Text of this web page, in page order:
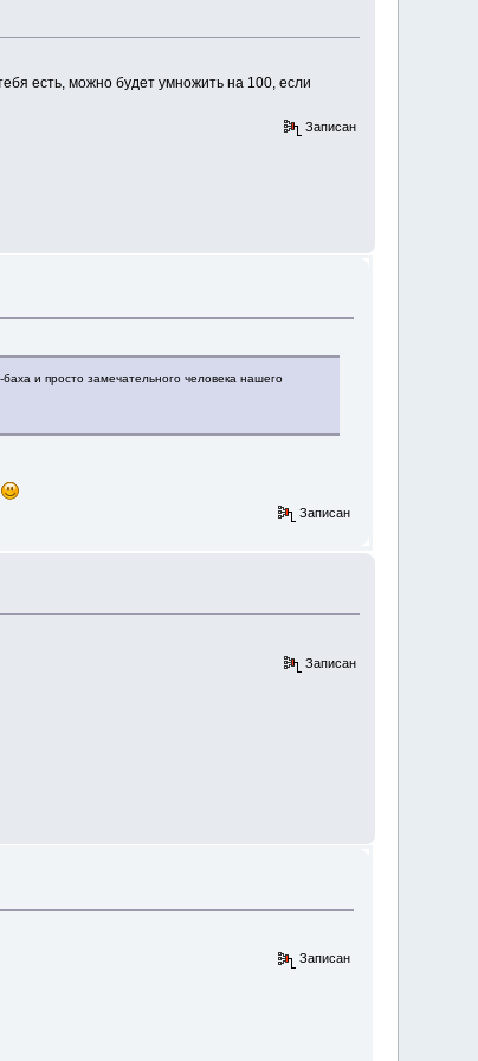
есть, можно будет умножить на 100, если
Записан
и просто замечательного человека нашего
Записан
Записан
Записан